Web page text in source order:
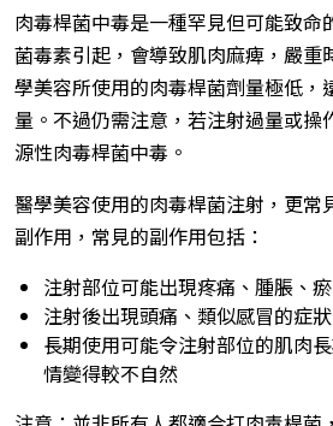
肉毒桿菌中毒是一種罕見但可能致命
菌毒素引起，會導致肌肉麻痺，嚴重
學美容所使用的肉毒桿菌劑量極低，
量。不過仍需注意，若注射過量或操
源性肉毒桿菌中毒。
醫學美容使用的肉毒桿菌注射，更常
副作用，常見的副作用包括：
注射部位可能出現疼痛、腫脹、
注射後出現頭痛、類似感冒的症狀
長期使用可能令注射部位的肌肉
情變得較不自然